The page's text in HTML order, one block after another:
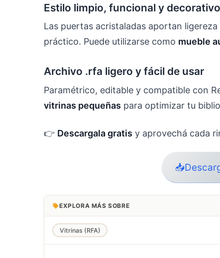
Estilo limpio, funcional y decorativo
Las puertas acristaladas aportan
práctico. Puede utilizarse como mueble
Archivo .rfa ligero y fácil de usar
Paramétrico, editable y compatible con
vitrinas pequeñas para optimizar tu
👉 Descargala gratis y aprovechá cada
EXPLORA MÁS SOBRE
Vitrinas (RFA)